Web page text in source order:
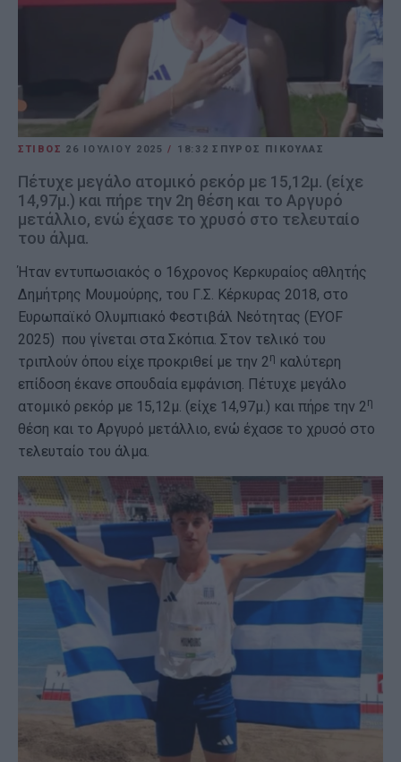
ΣΤΙΒΟΣ 26 ΙΟΥΛΊΟΥ 2025/ 18:32 ΣΠΥΡΟΣ ΠΙΚΟΥΛΑΣ
Πέτυχε μεγάλο ατομικό ρεκόρ με 15,12μ. (είχε
14,97μ.) και πήρε την 2η θέση και το Αργυρό
μετάλλιο, ενώ έχασε το χρυσό στο τελευταίο
του άλμα.
Ήταν εντυπωσιακός ο 16χρονος Κερκυραίος αθλητής
Δημήτρης Μουμούρης, του Γ.Σ. Κέρκυρας 2018, στο
Ευρωπαϊκό Ολυμπιακό Φεστιβάλ Νεότητας (EYOF
2025) που γίνεται στα Σκόπια. Στον τελικό του
τριπλούν όπου είχε προκριθεί με την 2 η καλύτερη
επίδοση έκανε σπουδαία εμφάνιση. Πέτυχε μεγάλο
ατομικό ρεκόρ με 15,12μ. (είχε 14,97μ.) και πήρε την 2 η
θέση και το Αργυρό μετάλλιο, ενώ έχασε το χρυσό στο
τελευταίο του άλμα.